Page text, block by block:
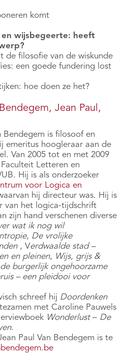
komt
en wijsbegeerte: heeft
de filosofie van de wiskunde
een goede fundering lost
hoe doen ze het?
Bendegem, Jean Paul,
Bendegem is filosoof en
emeritus hoogleraar aan de
Van 2005 tot en met 2009
Letteren en
Hij is als onderzoeker
voor Logica en
hij directeur was. Hij is
van het logica-tijdschrift
zijn hand verschenen diverse
wat ik nog wil
, De vrolijke
, Verdwaalde stad –
en pleinen, Wijs, grijs &
burgerlijk ongehoorzame
– een pleidooi voor
schreef hij Doordenken
met Caroline Pauwels
Wonderlust– De
.
Paul Van Bendegem is te